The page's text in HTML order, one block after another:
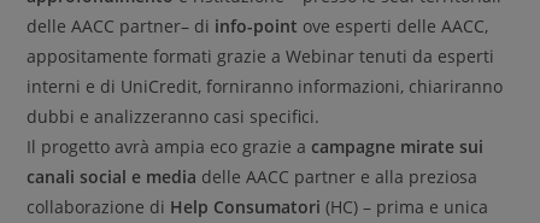
delle AACC partner– di info-point ove esperti delle AACC,
appositamente formati grazie a Webinar tenuti da esperti
interni e di UniCredit, forniranno informazioni, chiariranno
dubbi e analizzeranno casi specifici.
Il progetto avrà ampia eco grazie a campagne mirate sui
canali social e media delle AACC partner e alla preziosa
collaborazione di Help Consumatori (HC) – prima e unica